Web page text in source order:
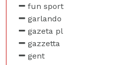
fun sport
garlando
gazeta pl
gazzetta
gent